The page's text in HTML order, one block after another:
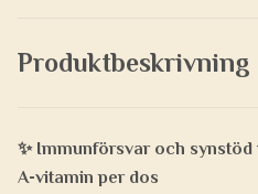
Produktbeskrivning
✨ Immunförsvar och
A-vitamin per dos